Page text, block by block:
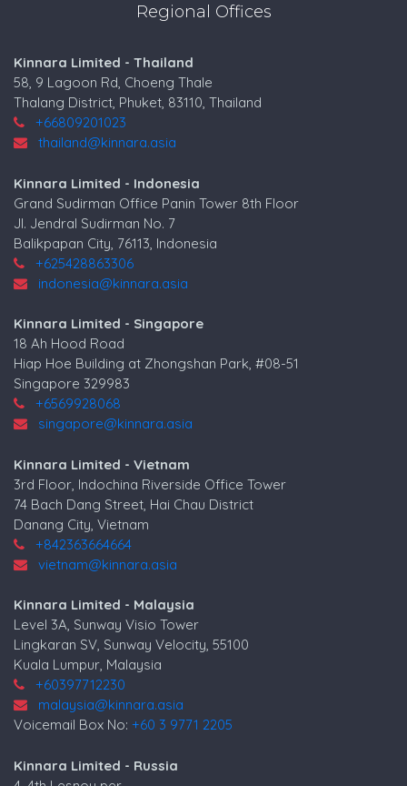
Regional Offices
Kinnara Limited - Thailand
58, 9 Lagoon Rd, Choeng Thale
Thalang District, Phuket, 83110, Thailand
+66809201023
thailand@kinnara.asia
Kinnara Limited - Indonesia
Grand Sudirman Office Panin Tower 8th Floor
Jl. Jendral Sudirman No. 7
Balikpapan City, 76113, Indonesia
+625428863306
indonesia@kinnara.asia
Kinnara Limited - Singapore
18 Ah Hood Road
Hiap Hoe Building at Zhongshan Park, #08-51
Singapore 329983
+6569928068
singapore@kinnara.asia
Kinnara Limited - Vietnam
3rd Floor, Indochina Riverside Office Tower
74 Bach Dang Street, Hai Chau District
Danang City, Vietnam
+842363664664
vietnam@kinnara.asia
Kinnara Limited - Malaysia
Level 3A, Sunway Visio Tower
Lingkaran SV, Sunway Velocity, 55100
Kuala Lumpur, Malaysia
+60397712230
malaysia@kinnara.asia
Voicemail Box No: +60 3 9771 2205
Kinnara Limited - Russia